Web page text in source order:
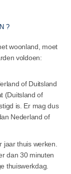
?
woonland, moet
voldoen:
of Duitsland
(Duitsland of
is. Er mag dus
Nederland of
thuis werken.
dan 30 minuten
thuiswerkdag.